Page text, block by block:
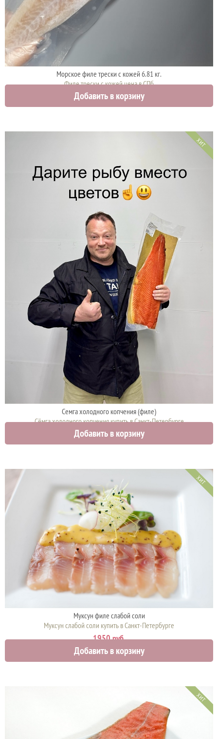
Морское филе трески с кожей 6.81 кг.
Филе трески с кожей цена в СПб
1050 руб.
Добавить в корзину
ХИТ
Семга холодного копчения (филе)
Сёмга холодного копчения купить в Санкт-Петербурге
2300 руб.
Добавить в корзину
ХИТ
Муксун филе слабой соли
Муксун слабой соли купить в Санкт-Петербурге
1950 руб.
Добавить в корзину
ХИТ